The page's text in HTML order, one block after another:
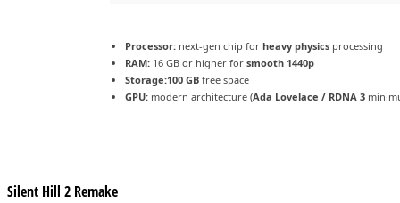
Processor: next-gen chip for heavy physics processing
RAM: 16 GB or higher for smooth 1440p
Storage:100 GB free space
GPU: modern architecture (Ada Lovelace / RDNA 3
Silent Hill 2 Remake